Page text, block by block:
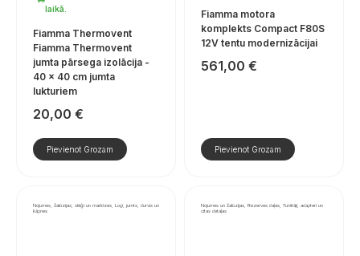
laikā.
Fiamma Thermovent
Fiamma Thermovent
jumta pārsega izolācija -
40 × 40 cm jumta
lukturiem
20,00 €
Pievienot Grozam
Fiamma motora
komplekts Compact F80S
12V tentu modernizācijai
561,00 €
Pievienot Grozam
Nojumes, žalūzijas, slēģi un markīzes, Logi, jumts, durvis un
kāpnes
Nojumes un žalūzijas, Rezerves daļas, Turētāji, adapteri un
citas detaļas